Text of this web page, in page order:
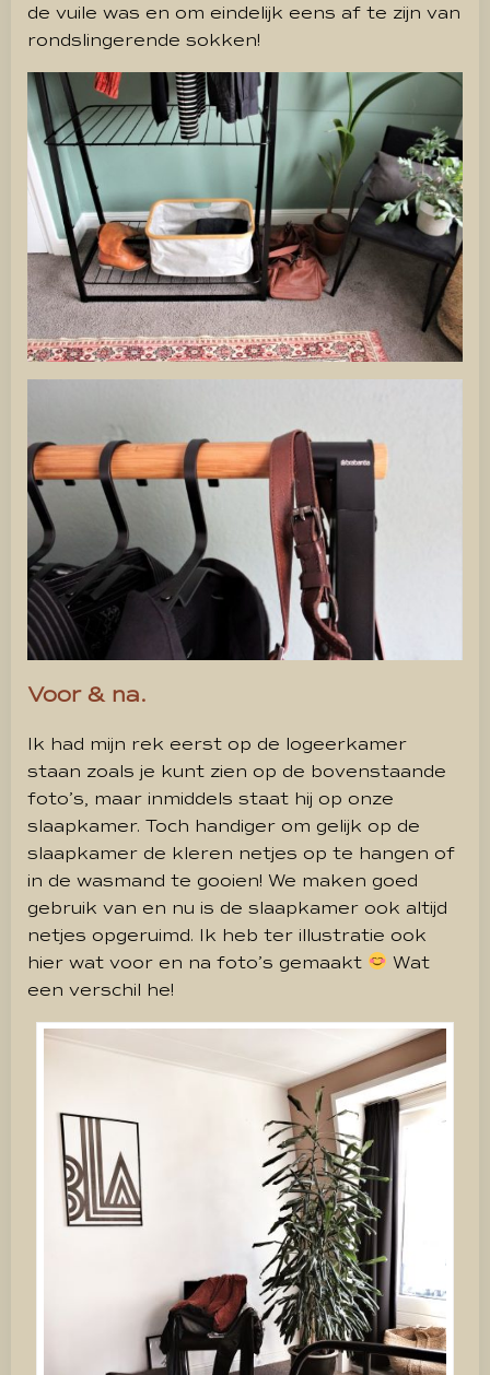
de vuile was en om eindelijk eens af te zijn van
rondslingerende sokken!
Voor & na.
Ik had mijn rek eerst op de logeerkamer
staan zoals je kunt zien op de bovenstaande
foto’s, maar inmiddels staat hij op onze
slaapkamer. Toch handiger om gelijk op de
slaapkamer de kleren netjes op te hangen of
in de wasmand te gooien! We maken goed
gebruik van en nu is de slaapkamer ook altijd
netjes opgeruimd. Ik heb ter illustratie ook
hier wat voor en na foto’s gemaakt
Wat
een verschil he!